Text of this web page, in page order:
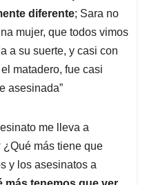
diferente; Sara no
mujer, que todos vimos
a su suerte, y casi con
matadero, fue casi
asesinada”
me lleva a
más tiene que
y los asesinatos a